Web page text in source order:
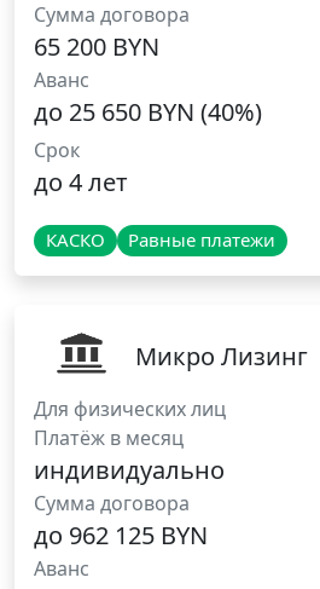
Сумма договора
65 200 BYN
Аванс
до 25 650 BYN (40%)
Срок
до 4 лет
КАСКО Равные платежи
Микро Лизинг
Для физических лиц
Платёж в месяц
индивидуально
Сумма договора
до 962 125 BYN
Аванс